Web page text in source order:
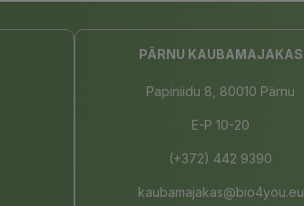
PÄRNU KAUBAMAJAKAS
Papiniidu 8, 80010 Pärnu
E-P 10-20
(+372) 442 9390
kaubamajakas@bio4you.eu